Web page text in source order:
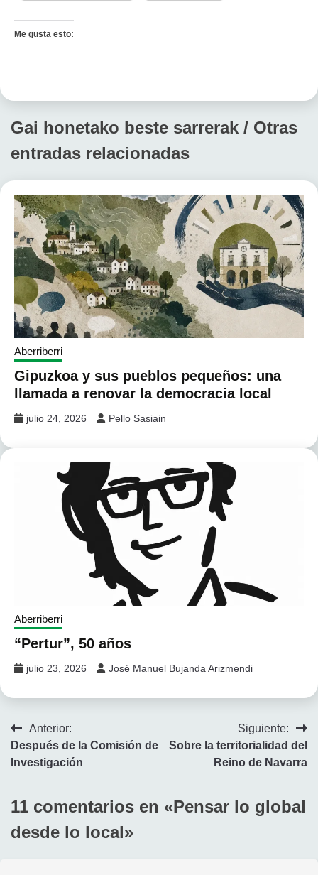
Me gusta esto:
Gai honetako beste sarrerak / Otras
entradas relacionadas
Aberriberri
Gipuzkoa y sus pueblos pequeños: una
llamada a renovar la democracia local
julio 24, 2026 Pello Sasiain
Aberriberri
“Pertur”, 50 años
julio 23, 2026 José Manuel Bujanda Arizmendi
Navegación
de
Anterior:
Después de la Comisión de
Investigación
Siguiente:
Sobre la territorialidad del
Reino de Navarra
11 comentarios en «Pensar lo global
desde lo local»